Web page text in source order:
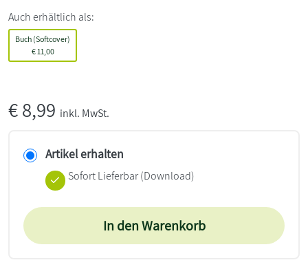
Auch erhältlich als:
Buch (Softcover)
€11,00
€8,99 inkl. MwSt.
Artikel erhalten
Sofort Lieferbar (Download)
In den Warenkorb